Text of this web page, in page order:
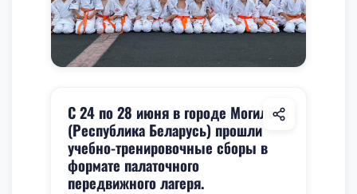
С 24 по 28 июня в городе Могилёве
(Республика Беларусь) прошли
учебно-тренировочные сборы в
формате палаточного
передвижного лагеря.